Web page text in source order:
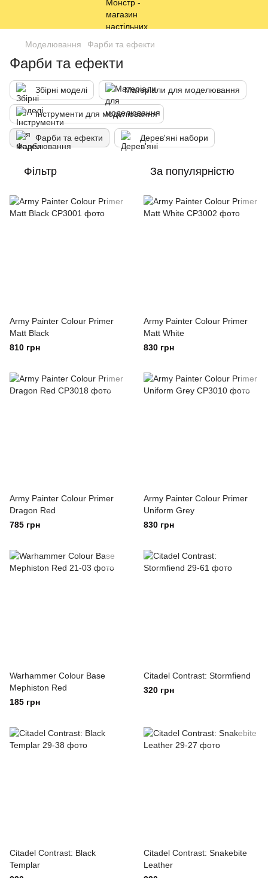
Моделювання Фарби та ефекти
Фарби та ефекти
Збірні моделі Матеріали для моделювання
Інструменти для моделювання
Фарби та ефекти Дерев'яні набори
Фільтр За популярністю
Army Painter Colour Primer
Matt Black
810 грн
Army Painter Colour Primer
Matt White
830 грн
Army Painter Colour Primer
Dragon Red
785 грн
Army Painter Colour Primer
Uniform Grey
830 грн
Warhammer Colour Base
Mephiston Red
185 грн
Citadel Contrast: Stormfiend
320 грн
Citadel Contrast: Black
Templar
Citadel Contrast: Snakebite
Leather